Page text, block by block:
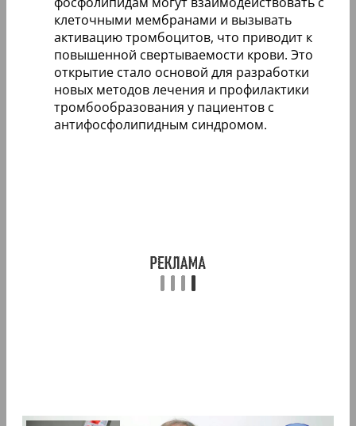
клеточными мембранами и вызывать
активацию тромбоцитов, что приводит к
повышенной свертываемости крови. Это
открытие стало основой для разработки
новых методов лечения и профилактики
тромбообразования у пациентов с
антифосфолипидным синдромом.